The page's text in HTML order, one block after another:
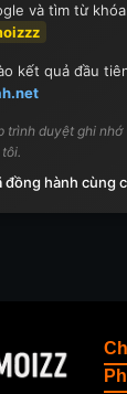
và tìm từ
kết quả đầu
trình duyệt ghi
đồng hành cùng